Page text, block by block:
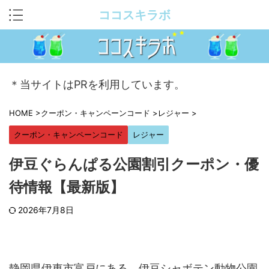
ココスキラボ
＊当サイトはPRを利用しています。
HOME >クーポン・キャンペーンコード >レジャー >
クーポン・キャンペーンコード レジャー
伊豆ぐらんぱる公園割引クーポン・優
待情報【最新版】
2026年7月8日